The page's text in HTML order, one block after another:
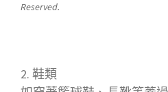
Reserved.
鞋類